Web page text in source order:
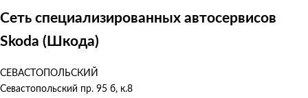
Сеть специализированных автосервисов
Skoda (Шкода)
СЕВАСТОПОЛЬСКИЙ
Севастопольский пр. 95 б, к.8